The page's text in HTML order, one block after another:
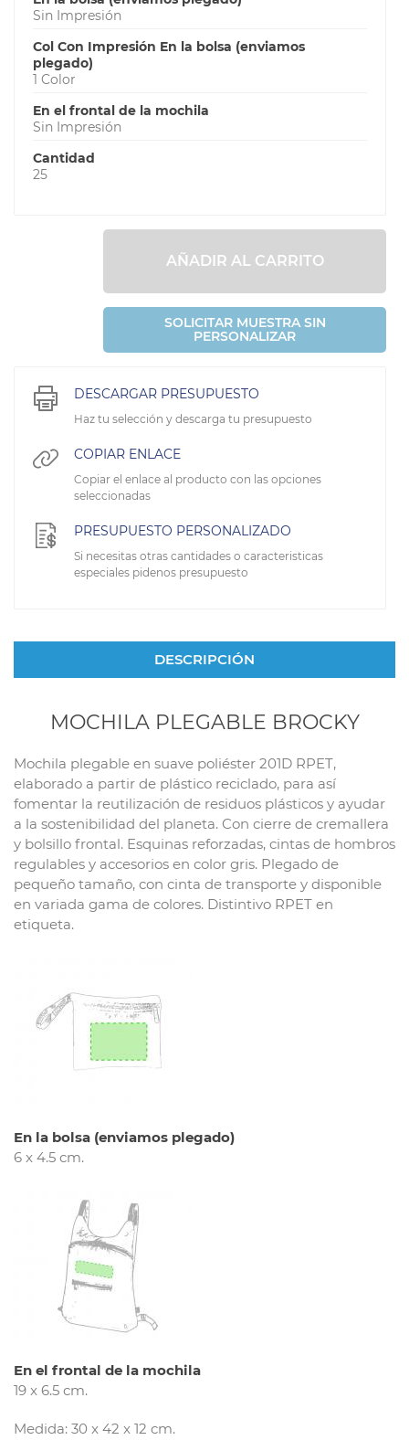
Sin Impresión
Col Con Impresión En la bolsa (enviamos
plegado)
1 Color
En el frontal de la mochila
Sin Impresión
Cantidad
25
AÑADIR AL CARRITO
SOLICITAR MUESTRA SIN
PERSONALIZAR
DESCARGAR PRESUPUESTO
Haz tu selección y descarga tu presupuesto
COPIAR ENLACE
Copiar el enlace al producto con las opciones
seleccionadas
PRESUPUESTO PERSONALIZADO
Si necesitas otras cantidades o caracteristicas
especiales pidenos presupuesto
DESCRIPCIÓN
MOCHILA PLEGABLE BROCKY
Mochila plegable en suave poliéster 201D RPET,
elaborado a partir de plástico reciclado, para así
fomentar la reutilización de residuos plásticos y ayudar
a la sostenibilidad del planeta. Con cierre de cremallera
y bolsillo frontal. Esquinas reforzadas, cintas de hombros
regulables y accesorios en color gris. Plegado de
pequeño tamaño, con cinta de transporte y disponible
en variada gama de colores. Distintivo RPET en
etiqueta.
En la bolsa (enviamos plegado)
6 x 4.5 cm.
En el frontal de la mochila
19 x 6.5 cm.
Medida: 30 x 42 x 12 cm.